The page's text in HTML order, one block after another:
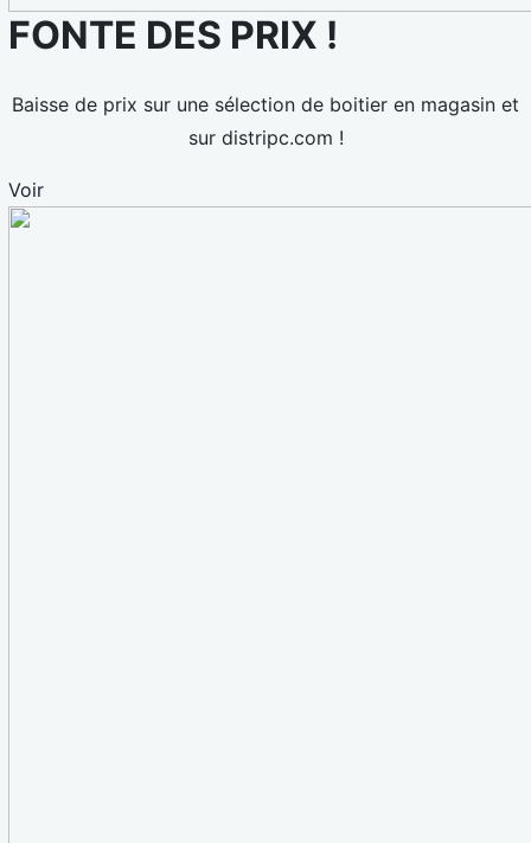
FONTE DES PRIX !
Baisse de prix sur une sélection de boitier en magasin et
sur distripc.com !
Voir